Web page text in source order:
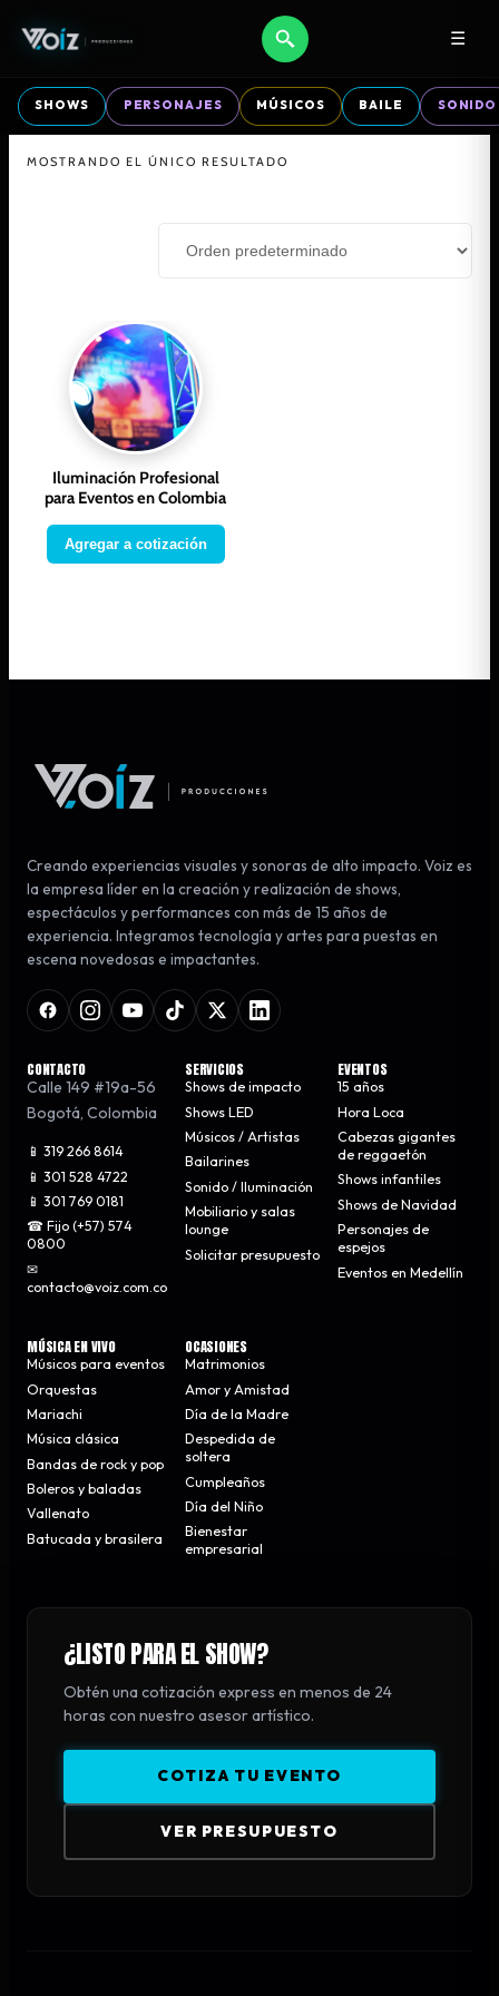
☰
SHOWS PERSONAJES MÚSICOS BAILE SONIDO
MOSTRANDO EL ÚNICO RESULTADO
Iluminación Profesional
para Eventos en Colombia
Agregar a cotización
Creando experiencias visuales y sonoras de alto impacto. Voiz es
la empresa líder en la creación y realización de shows,
espectáculos y performances con más de 15 años de
experiencia. Integramos tecnología y artes para puestas en
escena novedosas e impactantes.
CONTACTO
Calle 149 #19a-56
Bogotá, Colombia
📱 319 266 8614
📱 301 528 4722
📱 301 769 0181
☎ Fijo (+57) 574
0800
✉
contacto@voiz.com.co
SERVICIOS
Shows de impacto
Shows LED
Músicos / Artistas
Bailarines
Sonido / Iluminación
Mobiliario y salas
lounge
Solicitar presupuesto
EVENTOS
15 años
Hora Loca
Cabezas gigantes
de reggaetón
Shows infantiles
Shows de Navidad
Personajes de
espejos
Eventos en Medellín
MÚSICA EN VIVO
Músicos para eventos
Orquestas
Mariachi
Música clásica
Bandas de rock y pop
Boleros y baladas
Vallenato
Batucada y brasilera
OCASIONES
Matrimonios
Amor y Amistad
Día de la Madre
Despedida de
soltera
Cumpleaños
Día del Niño
Bienestar
empresarial
¿LISTO PARA EL SHOW?
Obtén una cotización express en menos de 24
horas con nuestro asesor artístico.
COTIZA TU EVENTO
VER PRESUPUESTO